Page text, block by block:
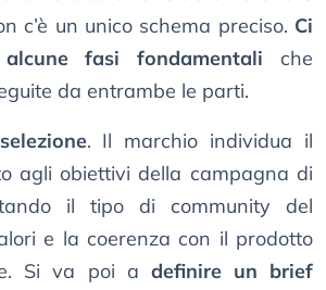
c’è un unico schema preciso. Ci
fasi fondamentali che
da entrambe le parti.
. Il marchio individua il
agli obiettivi della campagna di
il tipo di community del
e la coerenza con il prodotto
Si va poi a definire un brief